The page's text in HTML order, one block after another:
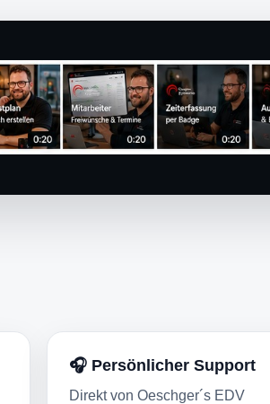
🎧 Persönlicher Support
Direkt von Oeschger´s EDV